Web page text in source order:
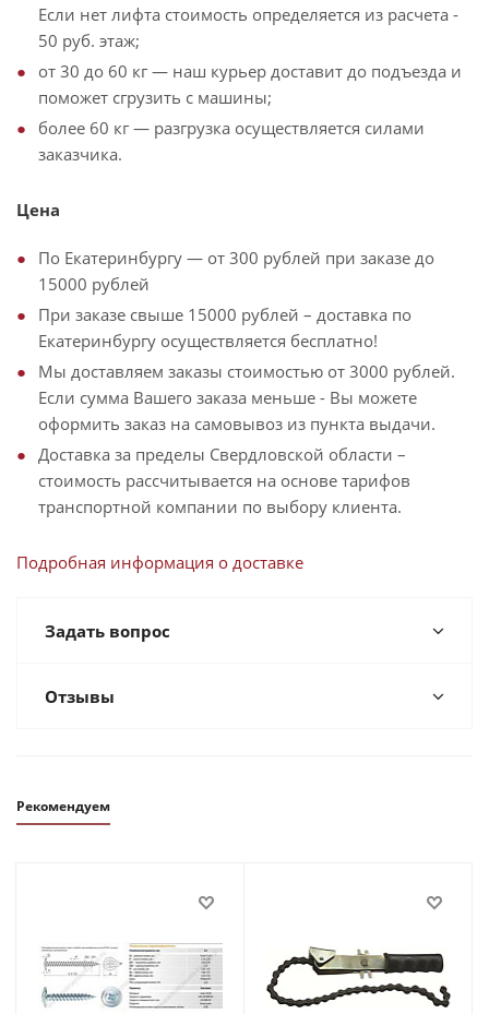
Если нет лифта стоимость определяется из расчета -
50 руб. этаж;
от 30 до 60 кг — наш курьер доставит до подъезда и
поможет сгрузить с машины;
более 60 кг — разгрузка осуществляется силами
заказчика.
Цена
По Екатеринбургу — от 300 рублей при заказе до
15000 рублей
При заказе свыше 15000 рублей – доставка по
Екатеринбургу осуществляется бесплатно!
Мы доставляем заказы стоимостью от 3000 рублей.
Если сумма Вашего заказа меньше - Вы можете
оформить заказ на самовывоз из пункта выдачи.
Доставка за пределы Свердловской области –
стоимость рассчитывается на основе тарифов
транспортной компании по выбору клиента.
Подробная информация о доставке
Задать вопрос
Отзывы
Рекомендуем